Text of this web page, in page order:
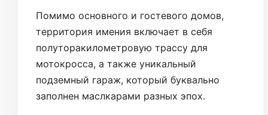
Помимо основного и гостевого домов,
территория имения включает в себя
полуторакилометровую трассу для
мотокросса, а также уникальный
подземный гараж, который буквально
заполнен маслкарами разных эпох.